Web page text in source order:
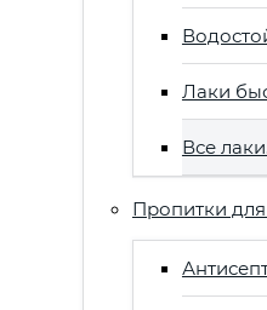
Лаки
Все
Пропитки